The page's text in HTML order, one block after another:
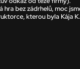
hra bez zádrhelů, moc
kterou byla Kája K.